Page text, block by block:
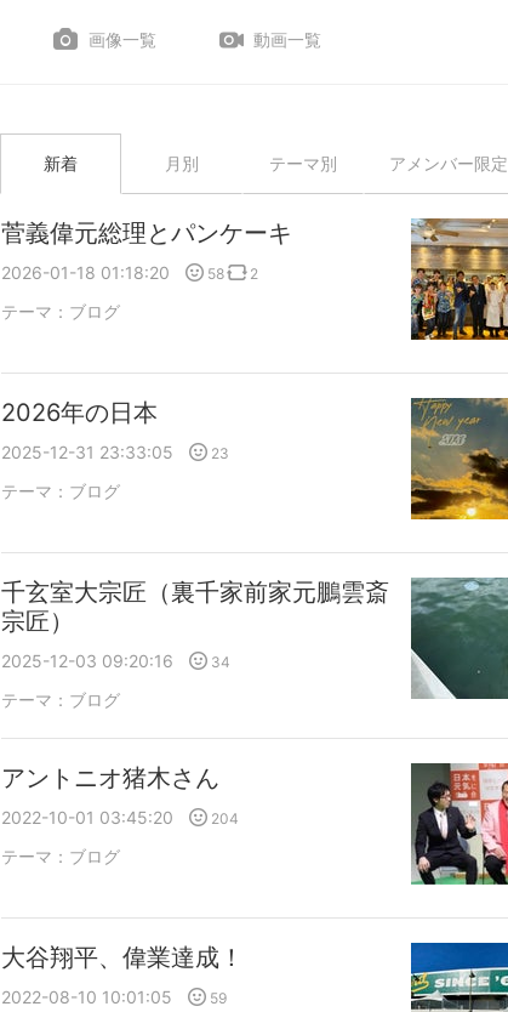
画像一覧 動画一覧
新着 月別 テーマ別 アメンバー限定
菅義偉元総理とパンケーキ
2026-01-18 01:18:20 58 2
テーマ： ブログ
2026年の日本
2025-12-31 23:33:05 23
テーマ： ブログ
千玄室大宗匠（裏千家前家元鵬雲斎
宗匠）
2025-12-03 09:20:16 34
テーマ： ブログ
アントニオ猪木さん
2022-10-01 03:45:20 204
テーマ： ブログ
大谷翔平、偉業達成！
2022-08-10 10:01:05 59